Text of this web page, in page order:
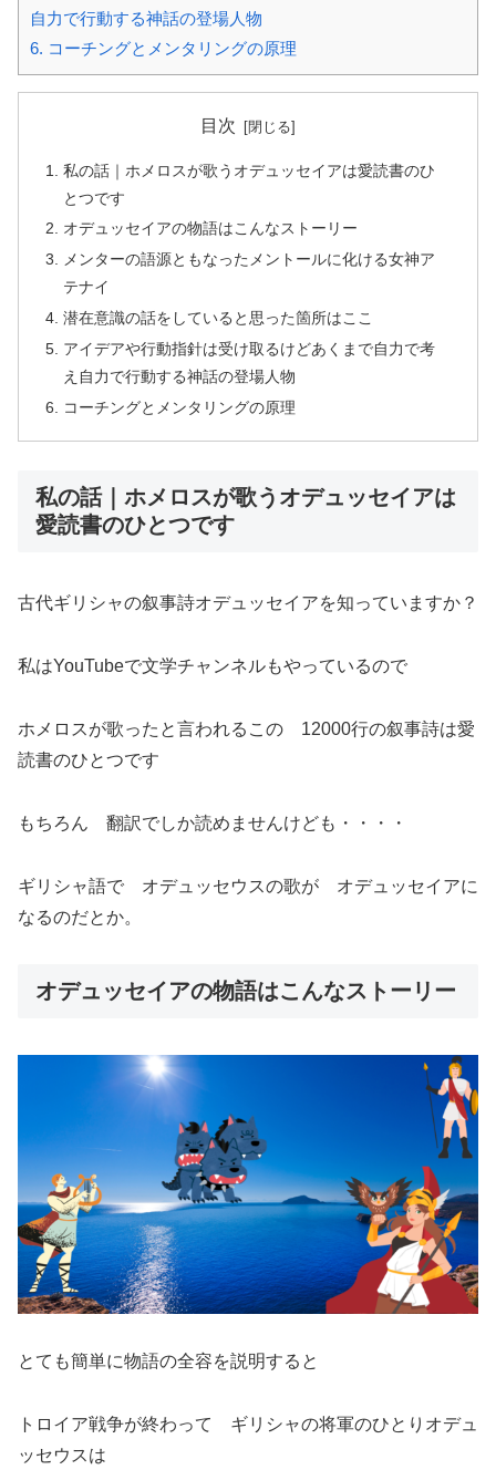
自力で行動する神話の登場人物
6. コーチングとメンタリングの原理
目次
私の話｜ホメロスが歌うオデュッセイアは愛読書のひ
とつです
オデュッセイアの物語はこんなストーリー
メンターの語源ともなったメントールに化ける女神ア
テナイ
潜在意識の話をしていると思った箇所はここ
アイデアや行動指針は受け取るけどあくまで自力で考
え自力で行動する神話の登場人物
コーチングとメンタリングの原理
私の話｜ホメロスが歌うオデュッセイアは
愛読書のひとつです
古代ギリシャの叙事詩オデュッセイアを知っていますか？
私はYouTubeで文学チャンネルもやっているので
ホメロスが歌ったと言われるこの 12000行の叙事詩は愛
読書のひとつです
もちろん 翻訳でしか読めませんけども・・・・
ギリシャ語で オデュッセウスの歌が オデュッセイアに
なるのだとか。
オデュッセイアの物語はこんなストーリー
とても簡単に物語の全容を説明すると
トロイア戦争が終わって ギリシャの将軍のひとりオデュ
ッセウスは